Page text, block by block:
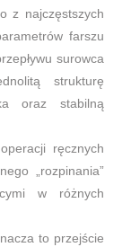
z najczęstszych
farszu
surowca
strukturę
oraz stabilną
ręcznych
„rozpinania”
w różnych
to przejście